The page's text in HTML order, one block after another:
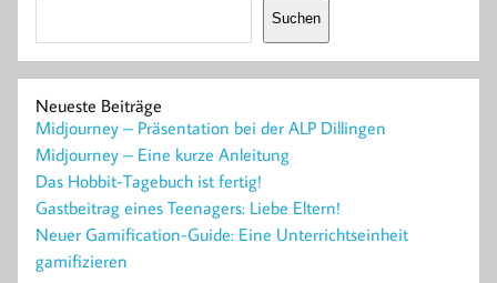
Suchen
Neueste Beiträge
Midjourney – Präsentation bei der ALP Dillingen
Midjourney – Eine kurze Anleitung
Das Hobbit-Tagebuch ist fertig!
Gastbeitrag eines Teenagers: Liebe Eltern!
Neuer Gamification-Guide: Eine Unterrichtseinheit
gamifizieren